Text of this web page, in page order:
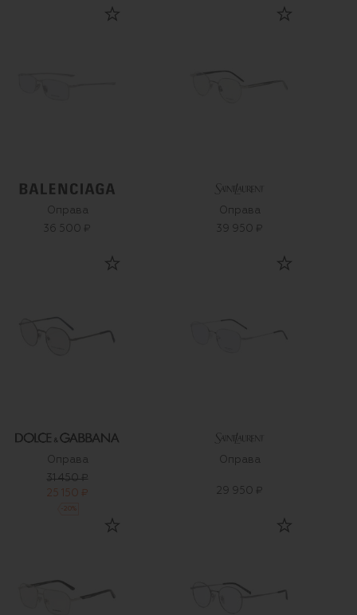
Оправа
36 500 ₽
Оправа
39 950 ₽
Оправа
31 450 ₽
25 150 ₽
20 %
Оправа
29 950 ₽